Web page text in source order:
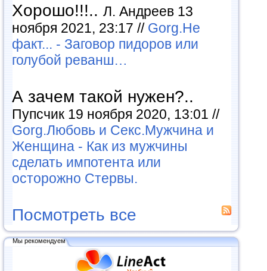
Хорошо!!!.. Л. Андреев 13
ноября 2021, 23:17 // Gorg.Не
факт... - Заговор пидоров или
голубой реванш…
А зачем такой нужен?..
Пупсчик 19 ноября 2020, 13:01 //
Gorg.Любовь и Секс.Мужчина и
Женщина - Как из мужчины
сделать импотента или
осторожно Стервы.
Посмотреть все
Мы рекомендуем